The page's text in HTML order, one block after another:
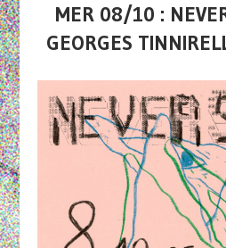
MER 08/10 :
GEORGES